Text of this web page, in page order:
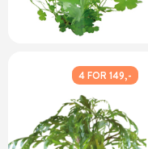
4 FOR 149,-